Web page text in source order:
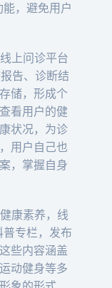
，避免用户
上问诊平台
告、诊断结
储，形成个
看用户的健
状况，为诊
用户自己也
，掌握自身
康素养，线
专栏，发布
些内容涵盖
动健身等多